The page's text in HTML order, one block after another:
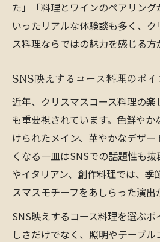
た」「料理とワインのペアリン
いったリアルな体験談も多く、
ス料理ならではの魅力を感じる方
SNS映えするコース料理のポ
近年、クリスマスコース料理の
も重要視されています。色鮮や
けられたメイン、華やかなデザ
くなる一皿はSNSでの話題性も
やイタリアン、創作料理では、季
スマスモチーフをあしらった演出
SNS映えするコース料理を選ぶ
しさだけでなく、照明やテーブ